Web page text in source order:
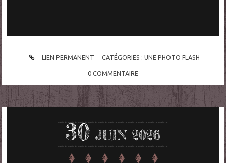
LIEN PERMANENT CATÉGORIES :UNE PHOTO FLASH
0 COMMENTAIRE
30 JUIN 2026